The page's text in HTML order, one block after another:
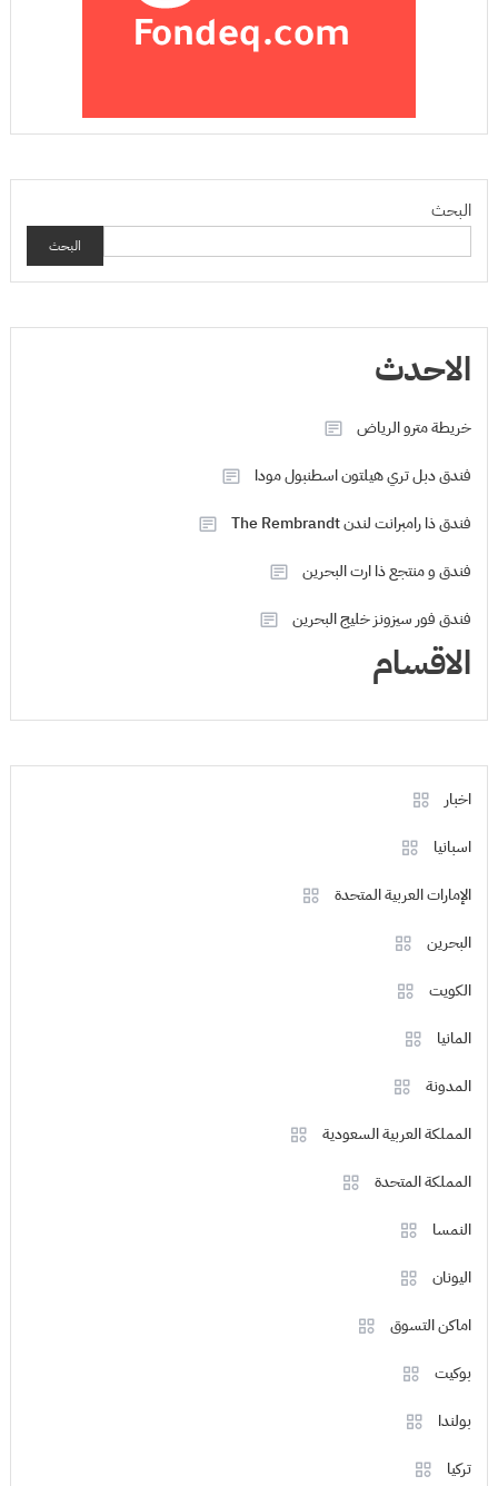
البحث
البحث
الاحدث
خريطة مترو الرياض
فندق دبل تري هيلتون اسطنبول مودا
فندق ذا رامبرانت لندن The Rembrandt
فندق و منتجع ذا ارت البحرين
فندق فور سيزونز خليج البحرين
الاقسام
اخبار
اسبانيا
الإمارات العربية المتحدة
البحرين
الكويت
المانيا
المدونة
المملكة العربية السعودية
المملكة المتحدة
النمسا
اليونان
اماكن التسوق
بوكيت
بولندا
تركيا